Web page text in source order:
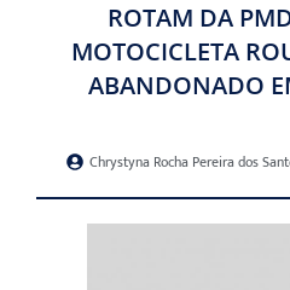
ROTAM DA
MOTOCICLETA
ABANDONADO
Chrystyna Rocha Pereira dos